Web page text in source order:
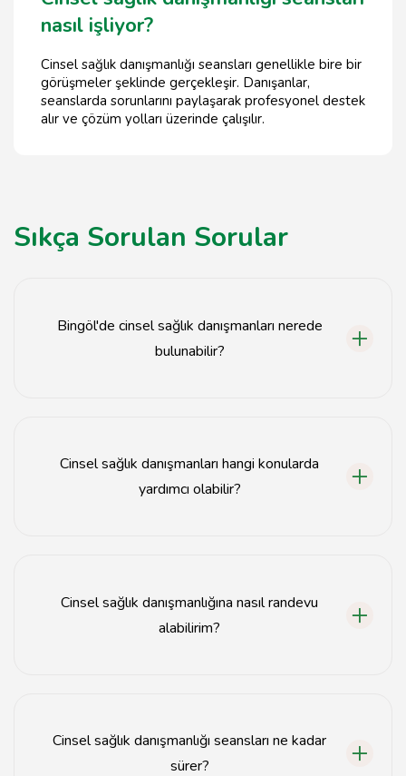
nasıl işliyor?
Cinsel sağlık danışmanlığı seansları genellikle bire bir
görüşmeler şeklinde gerçekleşir. Danışanlar,
seanslarda sorunlarını paylaşarak profesyonel destek
alır ve çözüm yolları üzerinde çalışılır.
Sıkça Sorulan Sorular
Bingöl'de cinsel sağlık danışmanları nerede
bulunabilir?
Cinsel sağlık danışmanları hangi konularda
yardımcı olabilir?
Cinsel sağlık danışmanlığına nasıl randevu
alabilirim?
Cinsel sağlık danışmanlığı seansları ne kadar
sürer?